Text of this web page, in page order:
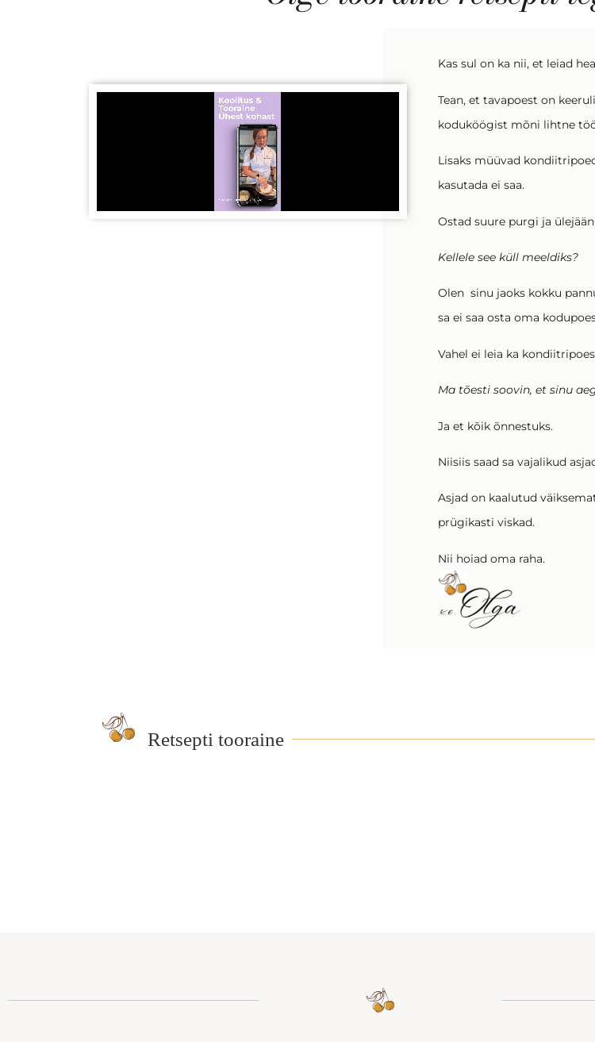
Kas sul on ka nii, et leiad
Tean, et tavapoest on
koduköögist mõni lihtne
Lisaks müüvad
kasutada ei saa.
Ostad suure purgi ja
Kellele see küll meeldiks?
Olen sinu jaoks kokku
sa ei saa osta oma
Vahel ei leia ka
Ma tõesti soovin, et sinu
Ja et kõik õnnestuks.
Niisiis saad sa vajalikud
Asjad on kaalutud
prügikasti viskad.
Nii hoiad oma raha.
Retsepti tooraine